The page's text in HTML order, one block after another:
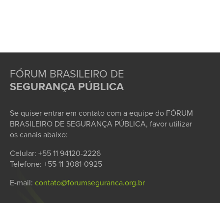
FÓRUM BRASILEIRO DE
SEGURANÇA PÚBLICA
Se quiser entrar em contato com a equipe do FÓRUM
BRASILEIRO DE SEGURANÇA PÚBLICA, favor utilizar
os canais abaixo:
Celular: +55 11 94120-2226
Telefone: +55 11 3081-0925
E-mail: contato@forumseguranca.org.br